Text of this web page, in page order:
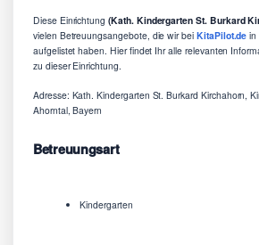
Diese Einrichtung (Kath. Kindergarten St. Burkard
vielen Betreuungsangebote, die wir bei KitaPilot.de in
aufgelistet haben. Hier findet Ihr alle relevanten
zu dieser Einrichtung.
Adresse: Kath. Kindergarten St. Burkard Kirchahorn,
Ahorntal, Bayern
Betreuungsart
Kindergarten